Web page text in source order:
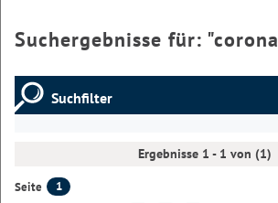
Suchergebnisse für: "corona
Suchfilter
Ergebnisse 1 - 1 von (1)
Seite
1